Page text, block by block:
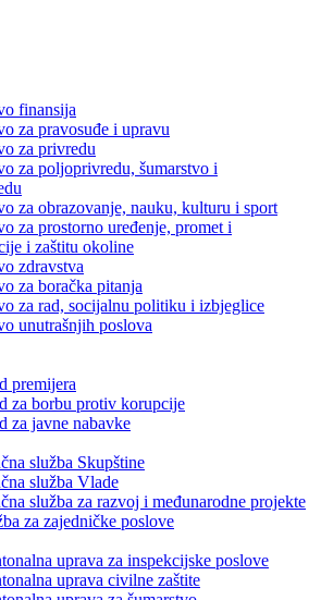
finansija
za pravosuđe i upravu
za privredu
za poljoprivredu, šumarstvo i
za obrazovanje, nauku, kulturu i sport
za prostorno uređenje, promet i
i zaštitu okoline
zdravstva
za boračka pitanja
za rad, socijalnu politiku i izbjeglice
unutrašnjih poslova
premijera
za borbu protiv korupcije
za javne nabavke
služba Skupštine
služba Vlade
služba za razvoj i međunarodne projekte
za zajedničke poslove
uprava za inspekcijske poslove
uprava civilne zaštite